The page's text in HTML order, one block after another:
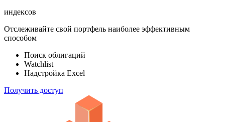
индексов
Отслеживайте свой портфель наиболее эффективным
способом
Поиск облигаций
Watchlist
Надстройка Excel
Получить доступ